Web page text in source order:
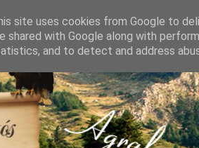
site uses cookies from Google to
shared with Google along with
and to detect and address